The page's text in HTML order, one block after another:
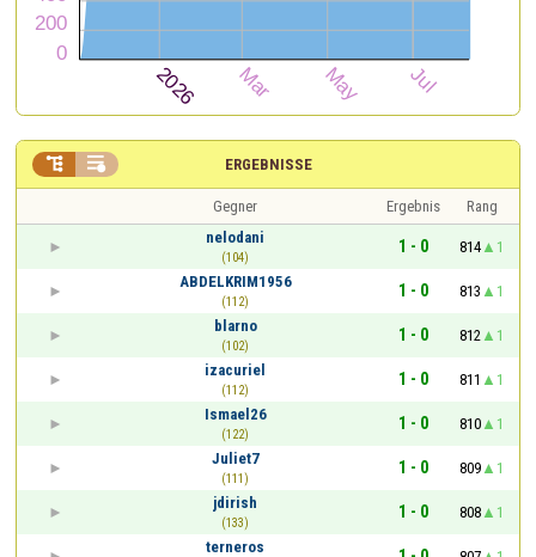
ERGEBNISSE
 
Gegner Ergebnis
Rang
nelodani
(104)
1 - 0 814
1
ABDELKRIM1956
(112)
1 - 0 813
1
blarno
(102)
1 - 0 812
1
izacuriel
(112)
1 - 0 811
1
Ismael26
(122)
1 - 0 810
1
Juliet7
(111)
1 - 0 809
1
jdirish
(133)
1 - 0 808
1
terneros